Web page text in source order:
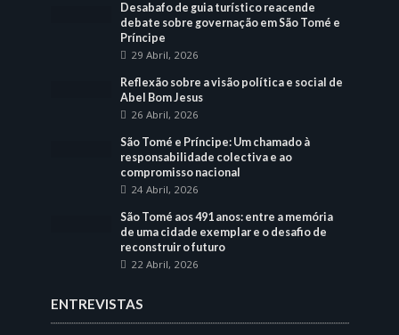
Desabafo de guia turístico reacende
debate sobre governação em São Tomé e
Príncipe
29 Abril, 2026
Reflexão sobre a visão política e social de
Abel Bom Jesus
26 Abril, 2026
São Tomé e Príncipe: Um chamado à
responsabilidade colectiva e ao
compromisso nacional
24 Abril, 2026
São Tomé aos 491 anos: entre a memória
de uma cidade exemplar e o desafio de
reconstruir o futuro
22 Abril, 2026
ENTREVISTAS